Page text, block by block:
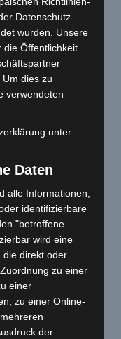
Datenschutz-
wurden. Unsere
die Öffentlichkeit
dies zu
verwendeten
unter
Daten
alle Informationen,
identifizierbare
"betroffene
wird eine
die direkt oder
zu einer
einer
zu einer Online-
der